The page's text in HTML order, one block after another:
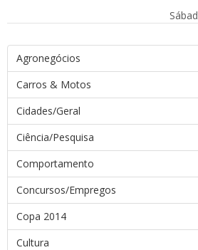
Agronegócios
Carros & Motos
Cidades/Geral
Ciência/Pesquisa
Comportamento
Concursos/Empregos
Copa 2014
Cultura